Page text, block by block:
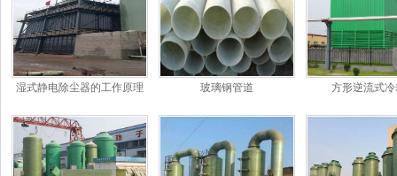
湿式静电除尘器的工作原理
玻璃钢管道 方形逆流式